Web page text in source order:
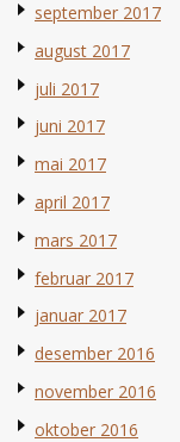
september 2017
august 2017
juli 2017
juni 2017
mai 2017
april 2017
mars 2017
februar 2017
januar 2017
desember 2016
november 2016
oktober 2016